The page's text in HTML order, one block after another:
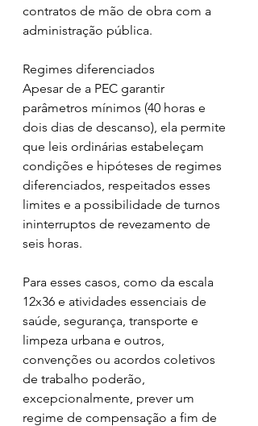
contratos de mão de obra com a
administração pública.
Regimes diferenciados
Apesar de a PEC garantir
parâmetros mínimos (40 horas e
dois dias de descanso), ela permite
que leis ordinárias estabeleçam
condições e hipóteses de regimes
diferenciados, respeitados esses
limites e a possibilidade de turnos
ininterruptos de revezamento de
seis horas.
Para esses casos, como da escala
12x36 e atividades essenciais de
saúde, segurança, transporte e
limpeza urbana e outros,
convenções ou acordos coletivos
de trabalho poderão,
excepcionalmente, prever um
regime de compensação a fim de